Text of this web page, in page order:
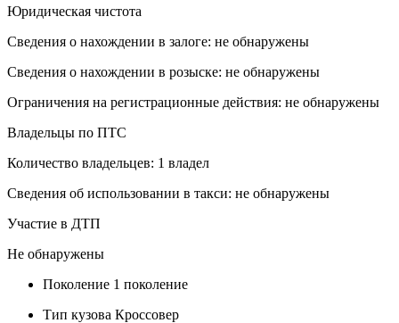
Юридическая чистота
Сведения о нахождении в залоге: не обнаружены
Сведения о нахождении в розыске: не обнаружены
Ограничения на регистрационные действия: не обнаружены
Владельцы по ПТС
Количество владельцев: 1 владел
Сведения об использовании в такси: не обнаружены
Участие в ДТП
Не обнаружены
Поколение 1 поколение
Тип кузова Кроссовер